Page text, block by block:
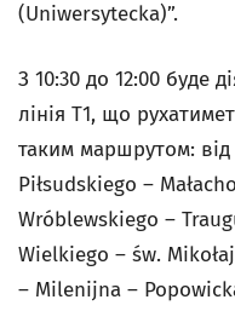
(Uniwersytecka)”.
З 10:30 до 12:00 буде
лінія Т1, що
таким маршрутом: від
Piłsudskiego –
Wróblewskiego –
Wielkiego – św.
– Milenijna –